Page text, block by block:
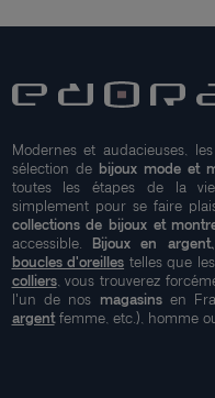
Modernes et audacieuses, les
sélection de bijoux mode et
toutes les étapes de la
simplement pour se faire
collections de bijoux et
accessible. Bijoux en
boucles d'oreilles telles que les
colliers, vous trouverez
l'un de nos magasinsen
argentfemme, etc.), homme